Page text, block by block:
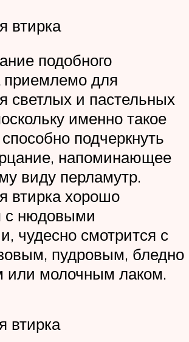
втирка
подобного
приемлемо для
светлых и пастельных
именно такое
подчеркнуть
напоминающее
виду перламутр.
втирка хорошо
с нюдовыми
чудесно смотрится с
пудровым, бледно
или молочным лаком.
втирка